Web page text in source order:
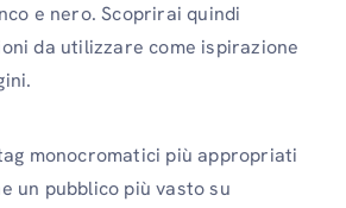
e nero. Scoprirai quindi
da utilizzare come ispirazione
monocromatici più appropriati
un pubblico più vasto su